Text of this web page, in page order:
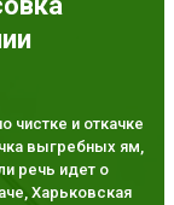
чистке и откачке
выгребных ям,
речь идет о
Харьковская